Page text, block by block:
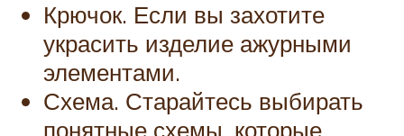
Крючок. Если вы захотите
украсить изделие ажурными
элементами.
Схема. Старайтесь выбирать
понятные схемы, которые